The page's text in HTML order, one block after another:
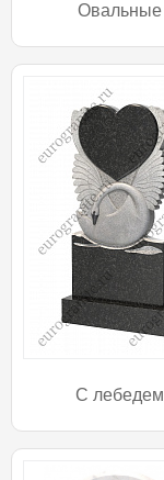
Овальные
С лебедем